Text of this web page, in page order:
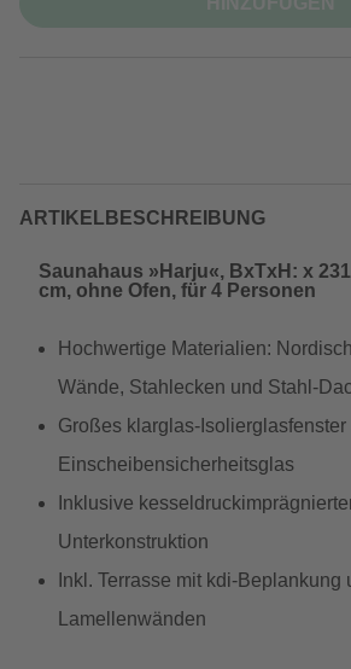
ARTIKELBESCHREIBUNG
Saunahaus »Harju«, BxTxH: x
cm, ohne Ofen, für 4 Personen
Hochwertige Materialien:
Wände, Stahlecken und Stahl-
Großes klarglas-Isolierglasfenster
Einscheibensicherheitsglas
Inklusive
Unterkonstruktion
Inkl. Terrasse mit kdi-Beplankung
Lamellenwänden